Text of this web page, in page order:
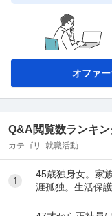
オファ
Q&A閲覧数ランキン
カテゴリ: 就職活動
1
45歳独身女。家
涯孤独。生活保
ネックになり駄